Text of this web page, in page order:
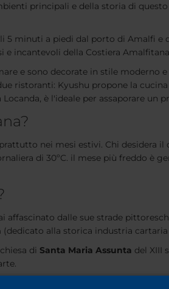
principali e della storia di
5 minuti a piedi dal porto di Amalfi
incantevoli della Costiera
e sono decorate in stile moderno
ristoranti: Kyushu propone la
è l'ideale per assaporare un
nei mesi estivi. Chi desidera
di 30ºC. il mese più freddo è
affascinato dalle sue strade
(dedicato alla storica industria
di Santa Maria Assunta del XIII
della Costiera Amalfitana. Si